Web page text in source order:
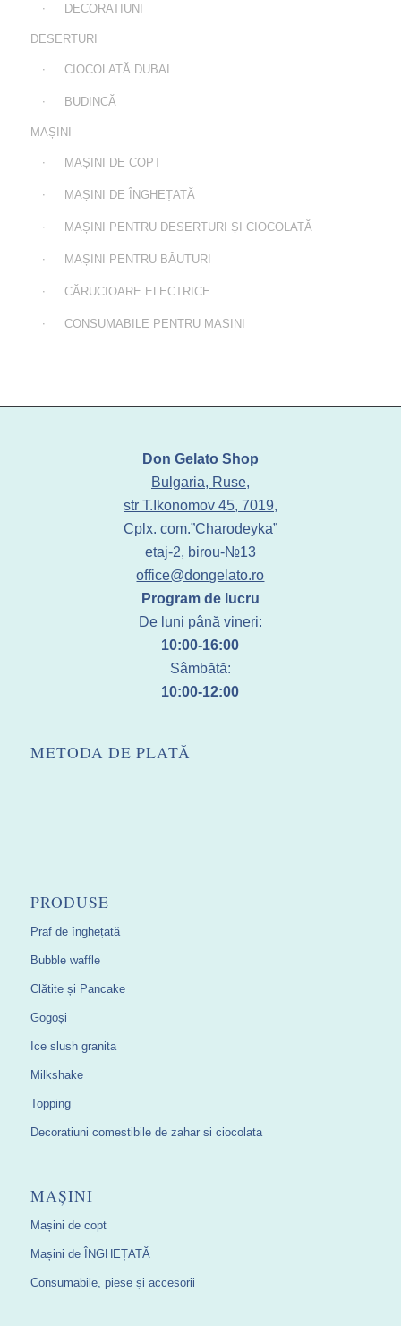
DECORATIUNI
DESERTURI
CIOCOLATĂ DUBAI
BUDINCĂ
MAȘINI
MAȘINI DE COPT
MAȘINI DE ÎNGHEȚATĂ
MAȘINI PENTRU DESERTURI ȘI CIOCOLATĂ
MAȘINI PENTRU BĂUTURI
CĂRUCIOARE ELECTRICE
CONSUMABILE PENTRU MAȘINI
Don Gelato Shop
Bulgaria, Ruse,
str T.Ikonomov 45, 7019,
Cplx. com.”Charodeyka”
etaj-2, birou-№13
office@dongelato.ro
Program de lucru
De luni până vineri:
10:00-16:00
Sâmbătă:
10:00-12:00
METODA DE PLATĂ
PRODUSE
Praf de înghețată
Bubble waffle
Clătite și Pancake
Gogoși
Ice slush granita
Milkshake
Topping
Decoratiuni comestibile de zahar si ciocolata
MAȘINI
Mașini de copt
Mașini de ÎNGHEȚATĂ
Consumabile, piese și accesorii